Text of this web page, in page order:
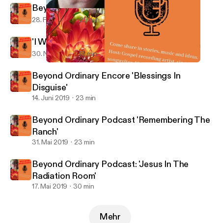
Beyond Ordinary
Beyond Ordinary: 'Power In A Name'
28. Feb. 2020 29 min
'I Want To Run Away!'
30. Nov. 2019 18 min
Beyond Ordinary Encore 'Blessings In
Disguise'
14. Juni 2019 23 min
Beyond Ordinary Podcast 'Remembering The
Ranch'
31. Mai 2019 23 min
Beyond Ordinary Podcast: 'Jesus In The
Radiation Room'
17. Mai 2019 30 min
Mehr